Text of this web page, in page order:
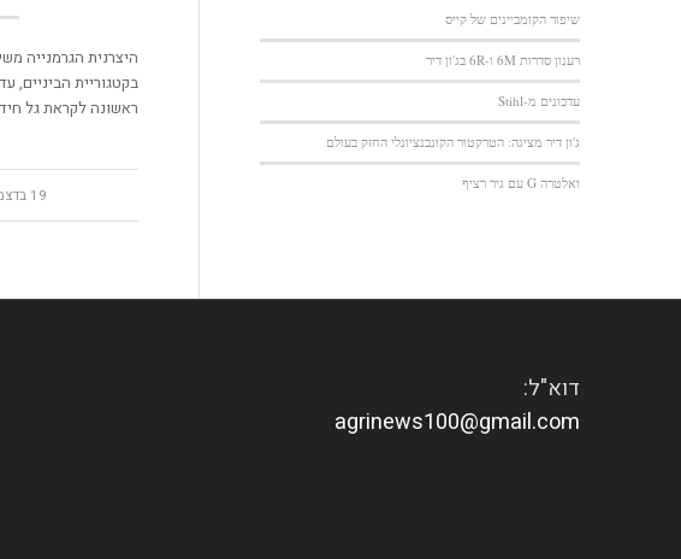
היצרנית הגרמנייה
ראשונה לקראת גל
19 בדצמבר 2012
שיפור הקומביינים של קייס
רענון סדרות 6M ו-6R בג'ון דיר
עדכונים מ-Stihl
ג'ון דיר מציגה: הטרקטור הקונבנציונלי החזק בעולם
ואלטרה G עם גיר רציף
דוא"ל:
agrinews100@gmail.com